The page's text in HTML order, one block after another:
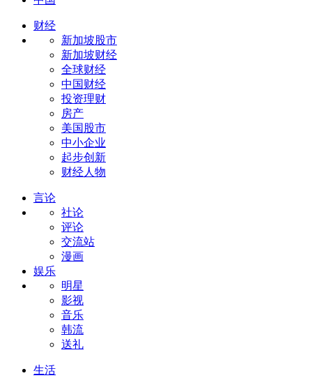
财经
新加坡股市
新加坡财经
全球财经
中国财经
投资理财
房产
美国股市
中小企业
起步创新
财经人物
言论
社论
评论
交流站
漫画
娱乐
明星
影视
音乐
韩流
送礼
生活